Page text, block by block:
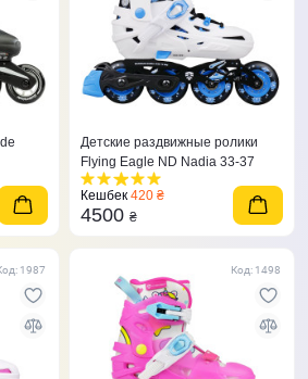
Детские раздвижные ролики
Flying Eagle ND Nadia 33-37
Кешбек 420 ₴
4500 ₴
1987 Код: 1498